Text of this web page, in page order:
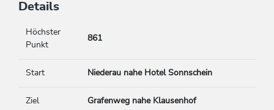
Details
Höchster
Punkt
861
Start Niederau nahe Hotel Sonnschein
Ziel Grafenweg nahe Klausenhof